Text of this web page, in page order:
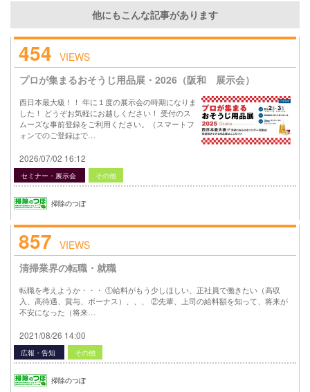
他にもこんな記事があります
454 VIEWS
プロが集まるおそうじ用品展・2026（阪和 展示会）
西日本最大級！！ 年に１度の展示会の時期になりま
した！ どうぞお気軽にお越しください！ 受付のス
ムーズな事前登録をご利用ください。（スマートフ
ォンでのご登録はで…
2026/07/02 16:12
セミナー・展示会 その他
掃除のつぼ
857 VIEWS
清掃業界の転職・就職
転職を考えようか・・・ ①給料がもう少しほしい、正社員で働きたい（高収
入、高待遇、賞与、ボーナス）、、、 ②先輩、上司の給料額を知って、将来が
不安になった（将来…
2021/08/26 14:00
広報・告知 その他
掃除のつぼ